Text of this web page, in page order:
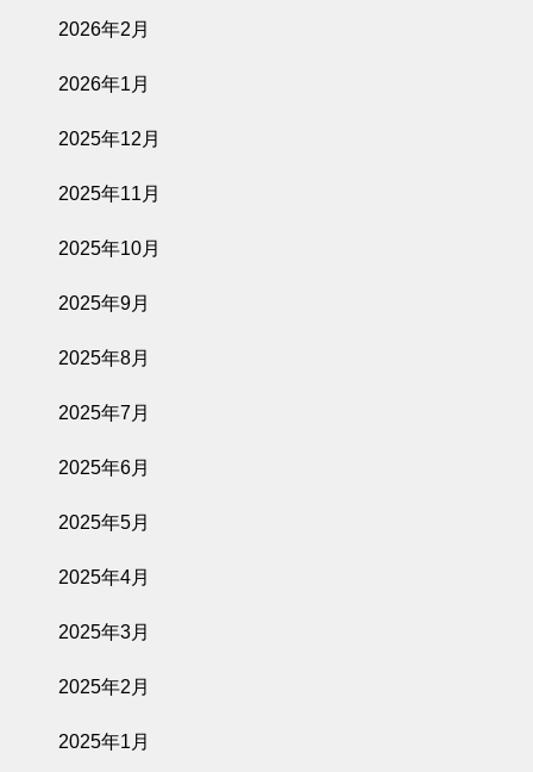
2026年2月
2026年1月
2025年12月
2025年11月
2025年10月
2025年9月
2025年8月
2025年7月
2025年6月
2025年5月
2025年4月
2025年3月
2025年2月
2025年1月